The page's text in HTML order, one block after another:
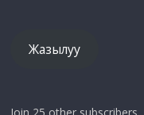
Жазылуу